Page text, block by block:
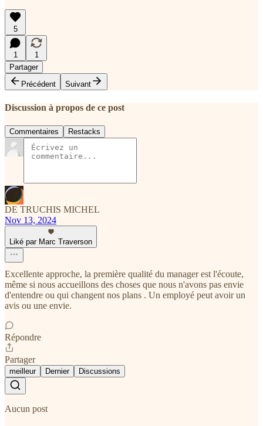
5
1
1
Partager
Précédent
Suivant
Discussion à propos de ce post
Commentaires Restacks
DE TRUCHIS MICHEL
Nov 13, 2024
Liké par Marc Traverson
Excellente approche, la première qualité du manager est l'écoute,
même si nous accueillons des choses que nous n'avons pas envie
d'entendre ou qui changent nos plans . Un employé peut avoir un
avis ou une envie.
Répondre
Partager
meilleur Dernier Discussions
Aucun post